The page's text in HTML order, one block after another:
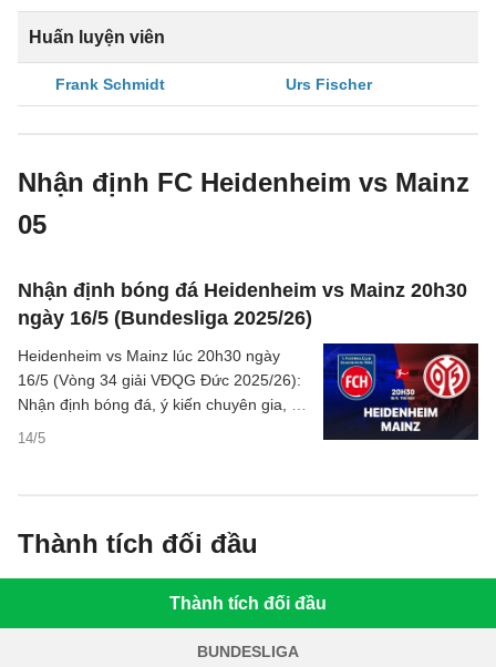
Huấn luyện viên
Frank Schmidt Urs Fischer
Nhận định FC Heidenheim vs Mainz
05
Nhận định bóng đá Heidenheim vs Mainz 20h30
ngày 16/5 (Bundesliga 2025/26)
14/5
Heidenheim vs Mainz lúc 20h30 ngày
16/5 (Vòng 34 giải VĐQG Đức 2025/26):
Nhận định bóng đá, ý kiến chuyên gia, dự
đoán kết quả, thông tin phân tích chi tiết,
Thành tích đối đầu
Thành tích đối đầu
BUNDESLIGA